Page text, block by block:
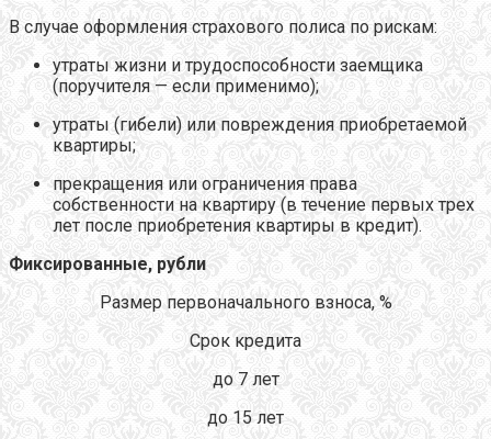
В случае оформления страхового полиса по рискам:
утраты жизни и трудоспособности заемщика
(поручителя — если применимо);
утраты (гибели) или повреждения приобретаемой
квартиры;
прекращения или ограничения права
собственности на квартиру (в течение первых трех
лет после приобретения квартиры в кредит).
Фиксированные, рубли
Размер первоначального взноса, %
Срок кредита
до 7 лет
до 15 лет